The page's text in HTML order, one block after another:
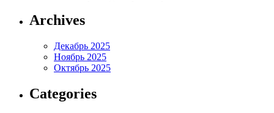
Archives
Декабрь 2025
Ноябрь 2025
Октябрь 2025
Categories